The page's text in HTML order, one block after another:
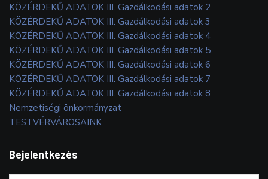
KÖZÉRDEKŰ ADATOK III. Gazdálkodási adatok 2
KÖZÉRDEKŰ ADATOK III. Gazdálkodási adatok 3
KÖZÉRDEKŰ ADATOK III. Gazdálkodási adatok 4
KÖZÉRDEKŰ ADATOK III. Gazdálkodási adatok 5
KÖZÉRDEKŰ ADATOK III. Gazdálkodási adatok 6
KÖZÉRDEKŰ ADATOK III. Gazdálkodási adatok 7
KÖZÉRDEKŰ ADATOK III. Gazdálkodási adatok 8
Nemzetiségi önkormányzat
TESTVÉRVÁROSAINK
Bejelentkezés